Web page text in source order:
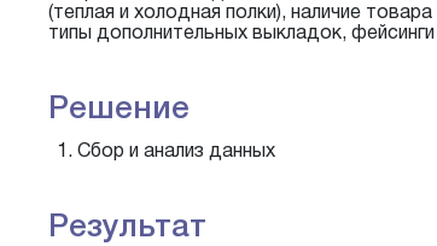
(теплая и холодная полки), наличие
типы дополнительных выкладок,
Решение
Сбор и анализ данных
Результат